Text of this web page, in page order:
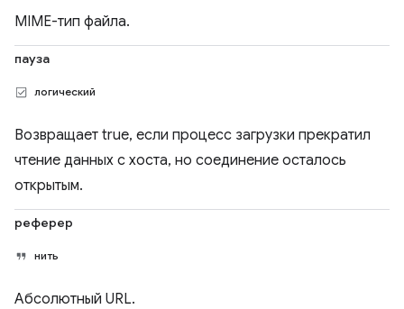
MIME-тип файла.
пауза
логический
Возвращает true, если процесс загрузки прекратил
чтение данных с хоста, но соединение осталось
открытым.
реферер
нить
Абсолютный URL.